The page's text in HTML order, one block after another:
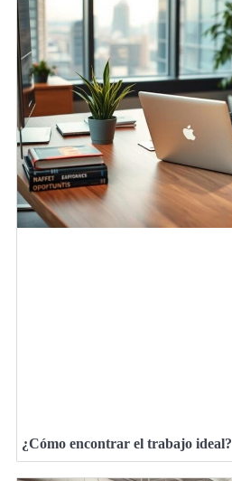
¿Cómo encontrar el trabajo ideal?